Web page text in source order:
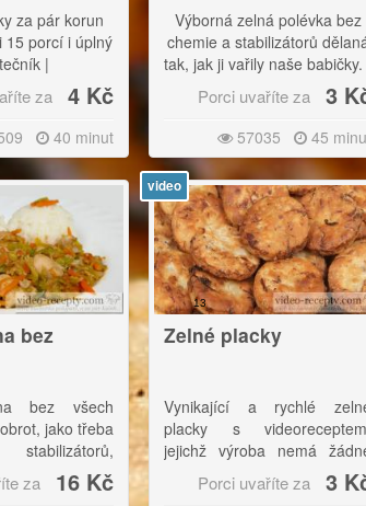
za pár korun
15 porcí i úplný
|
výborná s
může být bílé i
|
bude také s
masa.|
polévky menší
všech
jen poloviční,
dávku.|
i přes obsah
dobře
za 4 Kč
40 minut
Výborná zelná polévka bez
chemie a stabilizátorů
tak, jak ji vařily naše babičky.
Polévka je výborná s
pečivem. To může být bílé i
celozrnné.
Porci uvaříte za 3
57035 45
bez
bez všech
jako třeba
směsi a
za 16 Kč
video
13
Zelné placky
Vynikající a rychlé
placky s
jejichž výroba nemá
záludnosti. |Zelné
podáváme teplé i studené,
Porci uvaříte za 3